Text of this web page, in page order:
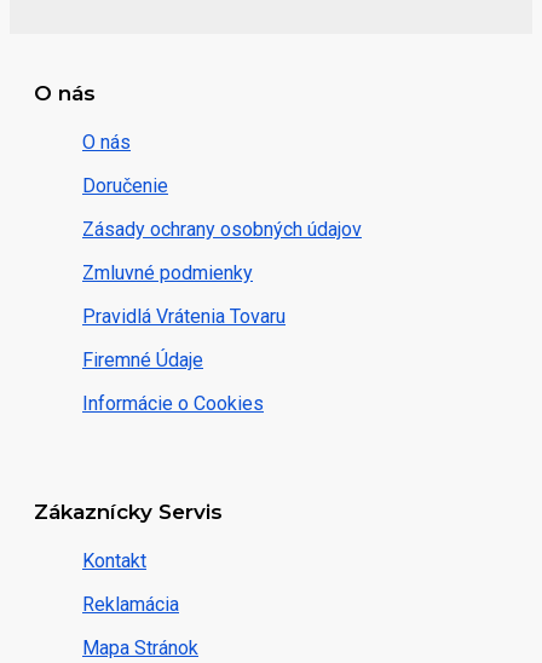
O nás
O nás
Doručenie
Zásady ochrany osobných údajov
Zmluvné podmienky
Pravidlá Vrátenia Tovaru
Firemné Údaje
Informácie o Cookies
Zákaznícky Servis
Kontakt
Reklamácia
Mapa Stránok